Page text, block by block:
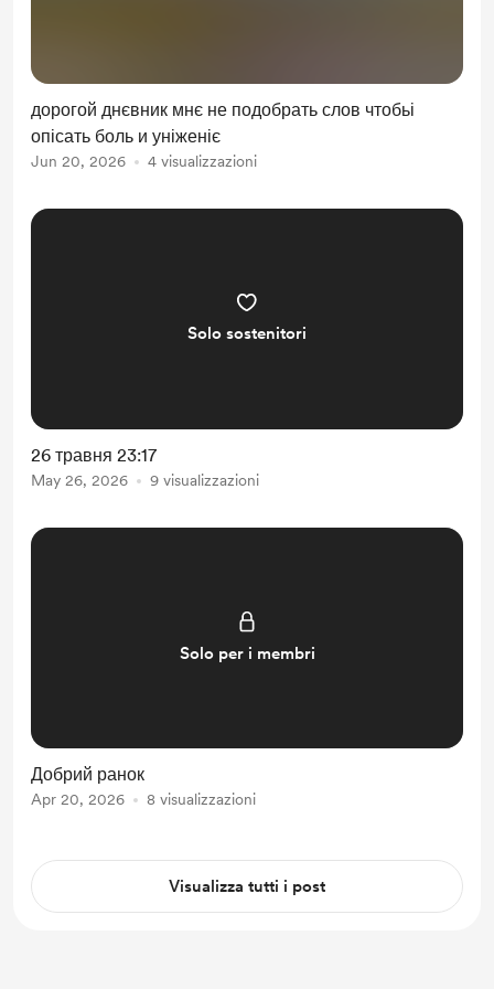
дорогой днєвник мнє не подобрать слов чтобьі
опісать боль и уніженіє
Jun 20, 2026 4 visualizzazioni
Solo sostenitori
26 травня 23:17
May 26, 2026 9 visualizzazioni
Solo per i membri
Добрий ранок
Apr 20, 2026 8 visualizzazioni
Visualizza tutti i post